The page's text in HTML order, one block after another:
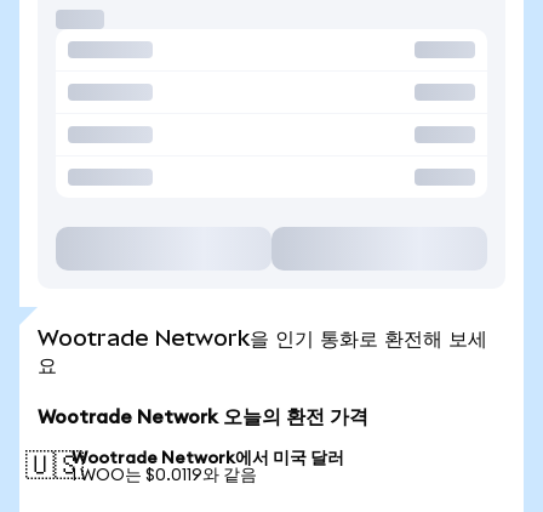
Wootrade Network을 인기 통화로 환전해 보세
요
Wootrade Network 오늘의 환전 가격
🇺🇸Wootrade Network에서 미국 달러
1 WOO는 $0.0119와 같음